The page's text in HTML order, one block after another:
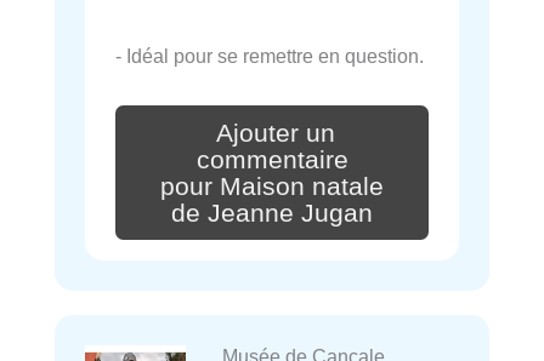
- Idéal pour se remettre en question.
Ajouter un
commentaire
pour Maison natale
de Jeanne Jugan
Musée de Cancale